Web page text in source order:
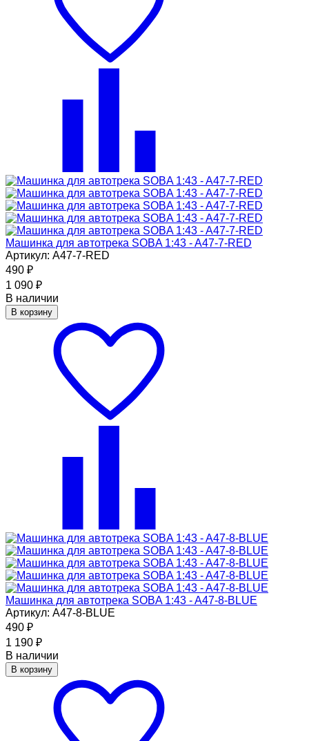
Машинка для автотрека SOBA 1:43 - A47-7-RED
Артикул: A47-7-RED
490 ₽
1 090 ₽
В наличии
В корзину
Машинка для автотрека SOBA 1:43 - A47-8-BLUE
Артикул: A47-8-BLUE
490 ₽
1 190 ₽
В наличии
В корзину